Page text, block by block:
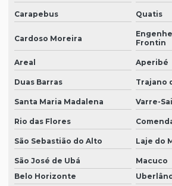
Carapebus Quatis
Cardoso Moreira
Frontin
Areal Aperibé
Duas Barras Trajano
Santa Maria Madalena Varre-Sai
Rio das Flores
São Sebastião do Alto Laje do
São José de Ubá
Macuco
Belo Horizonte